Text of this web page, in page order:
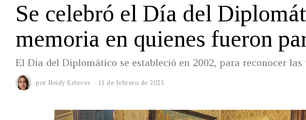
Se celebró el Día del
memoria en quienes fueron
El Día del Diplomático se estableció en 2002, para reconocer
por Heidy Esteves 11 de febrero de 2025